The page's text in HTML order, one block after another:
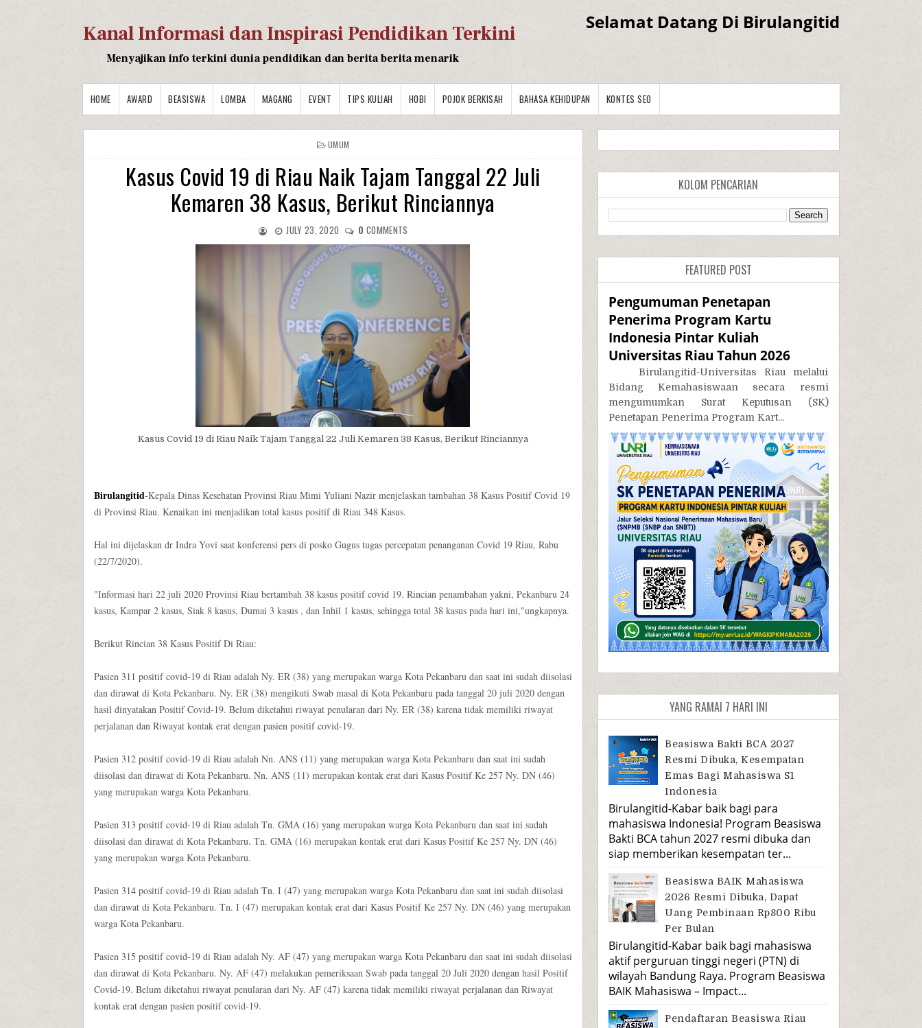
Kanal Informasi dan Inspirasi Pendidikan Terkini
Menyajikan info terkini dunia pendidikan dan berita berita menarik
Selamat Datang Di Birulangitid
HOME AWARD BEASISWA LOMBA MAGANG EVENT TIPS KULIAH HOBI POJOK BERKISAH BAHASA KEHIDUPAN KONTES SEO
UMUM
Kasus Covid 19 di Riau Naik Tajam Tanggal 22 Juli
Kemaren 38 Kasus, Berikut Rinciannya
JULY 23, 2020 0 COMMENTS
Kasus Covid 19 di Riau Naik Tajam Tanggal 22 Juli Kemaren 38 Kasus, Berikut Rinciannya
Birulangitid-Kepala Dinas Kesehatan Provinsi Riau Mimi Yuliani Nazir menjelaskan tambahan 38 Kasus Positif Covid 19
di Provinsi Riau. Kenaikan ini menjadikan total kasus positif di Riau 348 Kasus.
Hal ini dijelaskan dr Indra Yovi saat konferensi pers di posko Gugus tugas percepatan penanganan Covid 19 Riau, Rabu
(22/7/2020).
"Informasi hari 22 juli 2020 Provinsi Riau bertambah 38 kasus positif covid 19. Rincian penambahan yakni, Pekanbaru 24
kasus, Kampar 2 kasus, Siak 8 kasus, Dumai 3 kasus , dan Inhil 1 kasus, sehingga total 38 kasus pada hari ini,"ungkapnya.
Berikut Rincian 38 Kasus Positif Di Riau:
Pasien 311 positif covid-19 di Riau adalah Ny. ER (38) yang merupakan warga Kota Pekanbaru dan saat ini sudah diisolasi
dan dirawat di Kota Pekanbaru. Ny. ER (38) mengikuti Swab masal di Kota Pekanbaru pada tanggal 20 juli 2020 dengan
hasil dinyatakan Positif Covid-19. Belum diketahui riwayat penularan dari Ny. ER (38) karena tidak memiliki riwayat
perjalanan dan Riwayat kontak erat dengan pasien positif covid-19.
Pasien 312 positif covid-19 di Riau adalah Nn. ANS (11) yang merupakan warga Kota Pekanbaru dan saat ini sudah
diisolasi dan dirawat di Kota Pekanbaru. Nn. ANS (11) merupakan kontak erat dari Kasus Positif Ke 257 Ny. DN (46)
yang merupakan warga Kota Pekanbaru.
Pasien 313 positif covid-19 di Riau adalah Tn. GMA (16) yang merupakan warga Kota Pekanbaru dan saat ini sudah
diisolasi dan dirawat di Kota Pekanbaru. Tn. GMA (16) merupakan kontak erat dari Kasus Positif Ke 257 Ny. DN (46)
yang merupakan warga Kota Pekanbaru.
Pasien 314 positif covid-19 di Riau adalah Tn. I (47) yang merupakan warga Kota Pekanbaru dan saat ini sudah diisolasi
dan dirawat di Kota Pekanbaru. Tn. I (47) merupakan kontak erat dari Kasus Positif Ke 257 Ny. DN (46) yang merupakan
warga Kota Pekanbaru.
Pasien 315 positif covid-19 di Riau adalah Ny. AF (47) yang merupakan warga Kota Pekanbaru dan saat ini sudah diisolasi
dan dirawat di Kota Pekanbaru. Ny. AF (47) melakukan pemeriksaan Swab pada tanggal 20 Juli 2020 dengan hasil Positif
Covid-19. Belum diketahui riwayat penularan dari Ny. AF (47) karena tidak memiliki riwayat perjalanan dan Riwayat
kontak erat dengan pasien positif covid-19.
KOLOM PENCARIAN
FEATURED POST
Pengumuman Penetapan
Penerima Program Kartu
Indonesia Pintar Kuliah
Universitas Riau Tahun 2026
Birulangitid-Universitas Riau melalui
Bidang Kemahasiswaan secara resmi
mengumumkan Surat Keputusan (SK)
Penetapan Penerima Program Kart...
YANG RAMAI 7 HARI INI
Beasiswa Bakti BCA 2027
Resmi Dibuka, Kesempatan
Emas Bagi Mahasiswa S1
Indonesia
Birulangitid-Kabar baik bagi para
mahasiswa Indonesia! Program Beasiswa
Bakti BCA tahun 2027 resmi dibuka dan
siap memberikan kesempatan ter...
Beasiswa BAIK Mahasiswa
2026 Resmi Dibuka, Dapat
Uang Pembinaan Rp800 Ribu
Per Bulan
Birulangitid-Kabar baik bagi mahasiswa
aktif perguruan tinggi negeri (PTN) di
wilayah Bandung Raya. Program Beasiswa
BAIK Mahasiswa – Impact...
Pendaftaran Beasiswa Riau